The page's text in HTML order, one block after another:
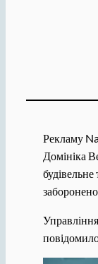
Рекламу
Домініка
будівельне
заборонено.